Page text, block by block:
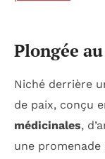
Plongée
Niché derrière
de paix, conçu
médicinales,
une